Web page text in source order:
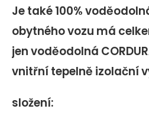
Je také 100%
obytného vozu má
jen voděodolná
vnitřní tepelně izolační
složení: